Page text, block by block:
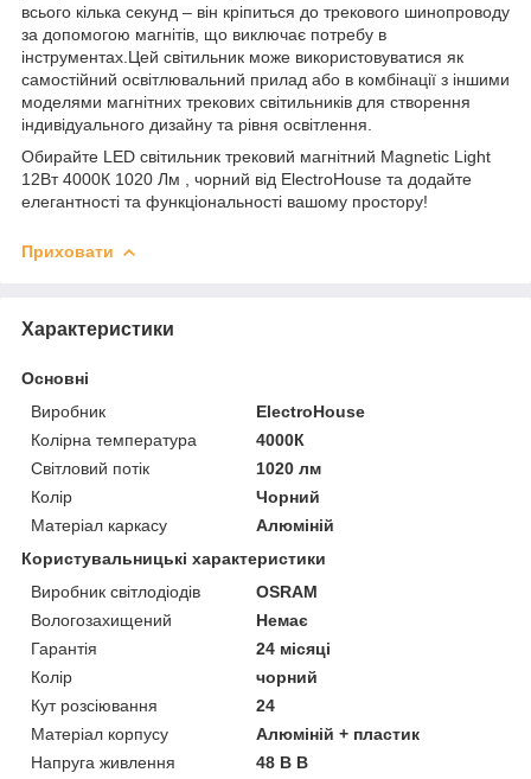
всього кілька секунд – він кріпиться до трекового шинопроводу
за допомогою магнітів, що виключає потребу в
інструментах.Цей світильник може використовуватися як
самостійний освітлювальний прилад або в комбінації з іншими
моделями магнітних трекових світильників для створення
індивідуального дизайну та рівня освітлення.
Обирайте LED світильник трековий магнітний Magnetic Light
12Вт 4000К 1020 Лм , чорний від ElectroHouse та додайте
елегантності та функціональності вашому простору!
Приховати
Характеристики
Основні
Виробник
ElectroHouse
Колірна температура
4000К
Світловий потік
1020 лм
Колір
Чорний
Матеріал каркасу
Алюміній
Користувальницькі характеристики
Виробник світлодіодів
OSRAM
Вологозахищений
Немає
Гарантія
24 місяці
Колiр
чорний
Кут розсіювання
24
Матеріал корпусу
Алюміній + пластик
Напруга живлення
48 В В